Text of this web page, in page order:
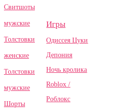
Свитшоты
мужские
Толстовки
женские
Толстовки
мужские
Шорты
Игры
Одиссея Цуки
Депония
Ночь кролика
Roblox /
Роблокс